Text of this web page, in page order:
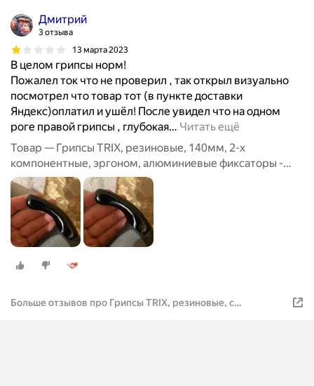
Дмитрий
3 отзыва
13 марта 2023
В целом грипсы норм!
Пожалел ток что не проверил , так открыл визуально
посмотрел что товар тот (в пункте доставки
Яндекс)оплатил и ушёл! После увидел что на одном
роге правой грипсы , глубокая… Читать ещё
Товар — Грипсы TRIX, резиновые, 140мм, 2-х
компонентные, эргоном, алюминиевые фиксаторы -
рога на руль черные - 2шт, с заглушками руля, серо-
черные
Больше отзывов про Грипсы TRIX, резиновые, с